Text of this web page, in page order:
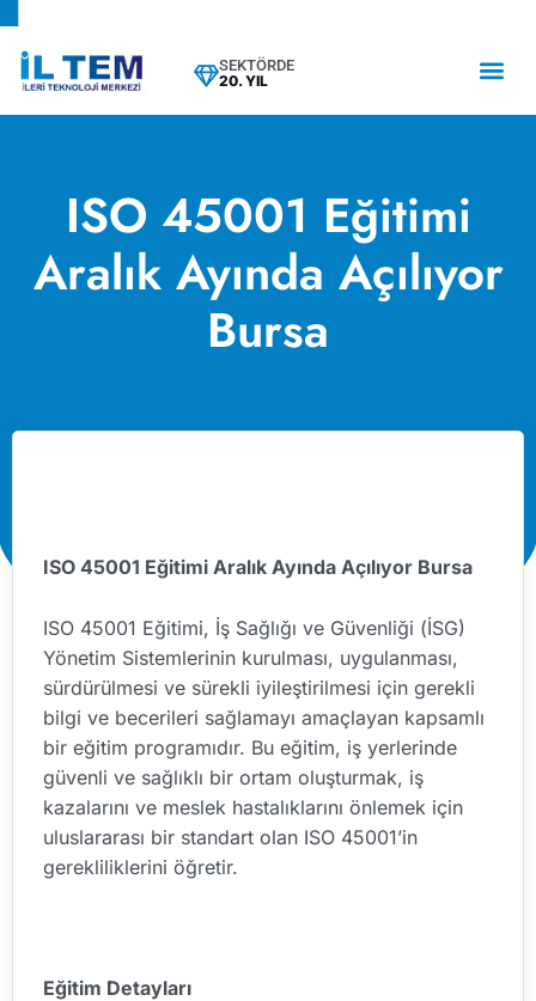
SEKTÖRDE
20. YIL
ISO 45001 Eğitimi
Aralık Ayında Açılıyor
Bursa
ISO 45001 Eğitimi Aralık Ayında Açılıyor Bursa
ISO 45001 Eğitimi, İş Sağlığı ve Güvenliği (İSG)
Yönetim Sistemlerinin kurulması, uygulanması,
sürdürülmesi ve sürekli iyileştirilmesi için gerekli
bilgi ve becerileri sağlamayı amaçlayan kapsamlı
bir eğitim programıdır. Bu eğitim, iş yerlerinde
güvenli ve sağlıklı bir ortam oluşturmak, iş
kazalarını ve meslek hastalıklarını önlemek için
uluslararası bir standart olan ISO 45001’in
gerekliliklerini öğretir.
Eğitim Detayları